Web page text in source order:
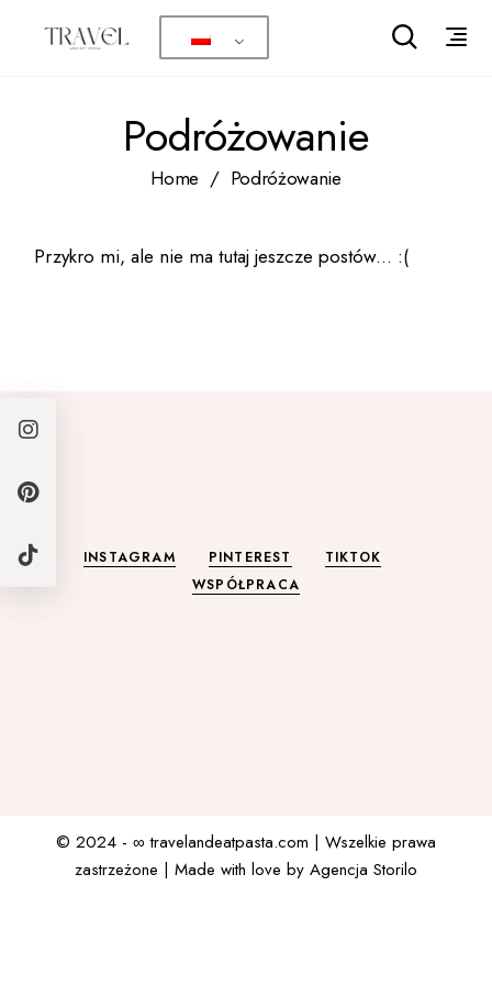
Podróżowanie
Home Podróżowanie
Przykro mi, ale nie ma tutaj jeszcze postów... :(
INSTAGRAM PINTEREST
TIKTOK
WSPÓŁPRACA
© 2024 - ∞travelandeatpasta.com | Wszelkie prawa
zastrzeżone | Made with love by Agencja Storilo